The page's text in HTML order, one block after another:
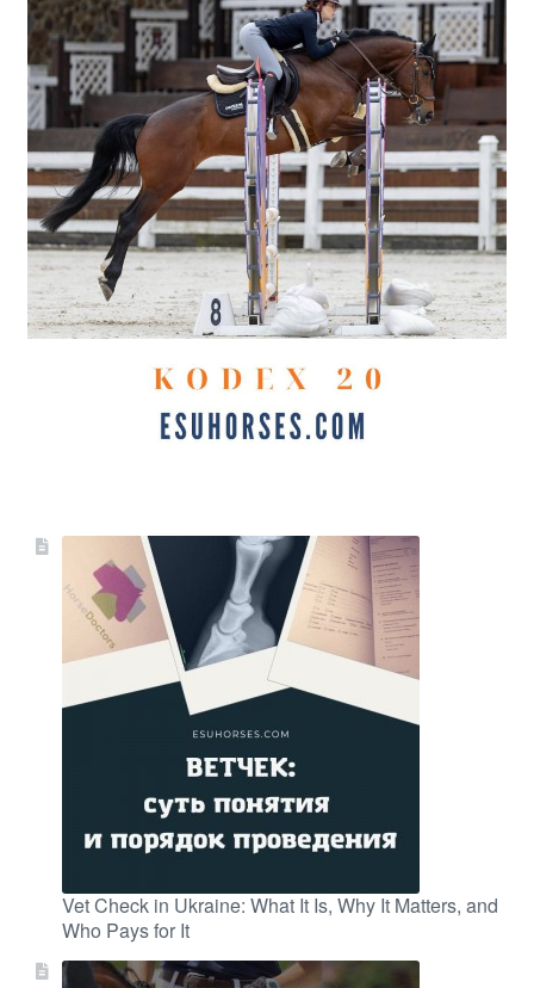
Vet Check in Ukraine: What It Is, Why It Matters, and
Who Pays for It